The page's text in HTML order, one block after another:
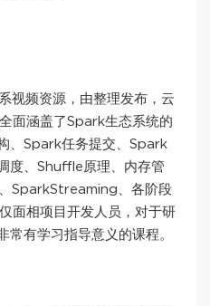
视频资源，由整理发布，云
面涵盖了Spark生态系统的
、Spark任务提交、Spark
度、Shuffle原理、内存管
SparkStreaming、各阶段
面相项目开发人员，对于研
有学习指导意义的课程。